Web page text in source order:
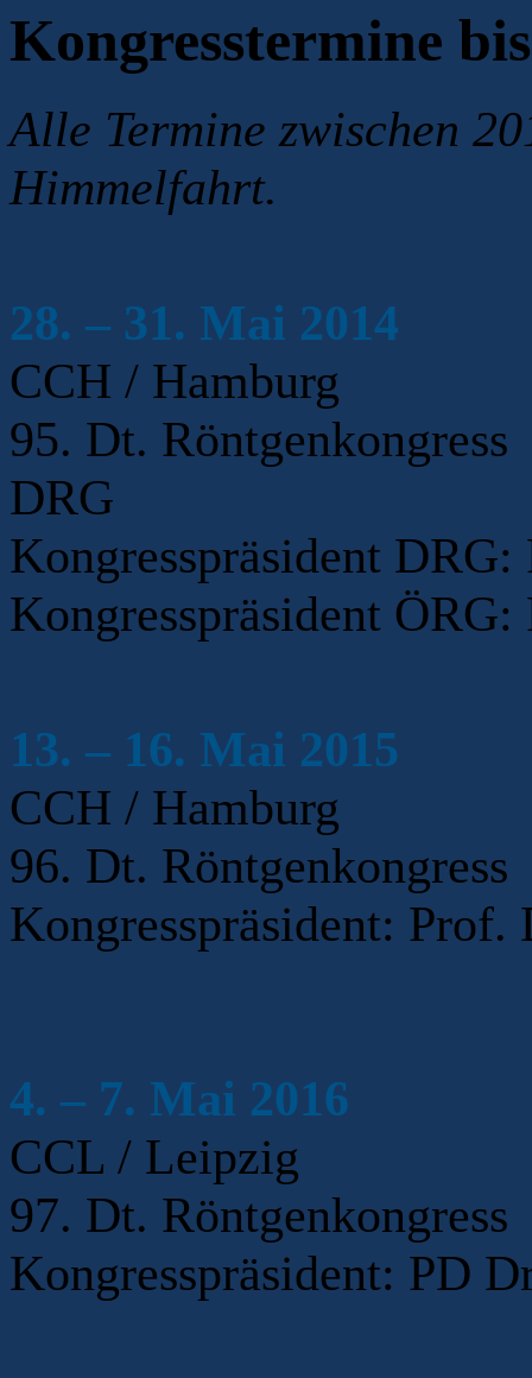
Kongresstermine
Alle Termine zwischen
Himmelfahrt.
28. – 31. Mai 2014
CCH / Hamburg
95. Dt.
DRG
Kongresspräsident
Kongresspräsident
13. – 16. Mai 2015
CCH / Hamburg
96. Dt. Röntgenkongress
Kongresspräsident:
4. – 7. Mai 2016
CCL / Leipzig
97. Dt. Röntgenkongress
Kongresspräsident: PD